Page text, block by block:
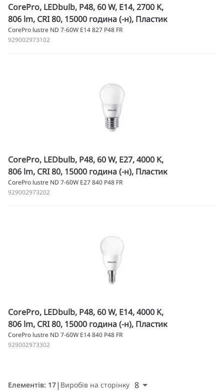
CorePro, LEDbulb, P48, 60 W, E14, 2700 K,
806 lm, CRI 80, 15000 година (-н), Пластик
CorePro lustre ND 7-60W E14 827 P48 FR
929002973102
CorePro, LEDbulb, P48, 60 W, E27, 4000 K,
806 lm, CRI 80, 15000 година (-н), Пластик
CorePro lustre ND 7-60W E27 840 P48 FR
929002973202
CorePro, LEDbulb, P48, 60 W, E14, 4000 K,
806 lm, CRI 80, 15000 година (-н), Пластик
CorePro lustre ND 7-60W E14 840 P48 FR
929002973302
Елементів: 17 Виробів на сторінку 8